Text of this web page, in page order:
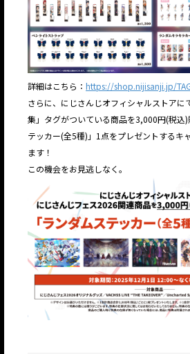
詳細はこちら： https://shop.nijisanji.jp/
さらに、にじさんじオフィシャルストアに
集」タグがついている商品を3,000円(税込
テッカー(全5種)」1点をプレゼントするキ
ます！
この機会をお見逃しなく。